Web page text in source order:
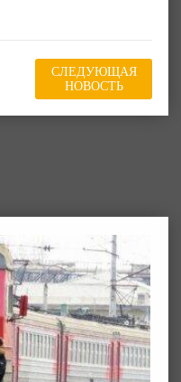
СЛЕДУЮЩАЯ
НОВОСТЬ